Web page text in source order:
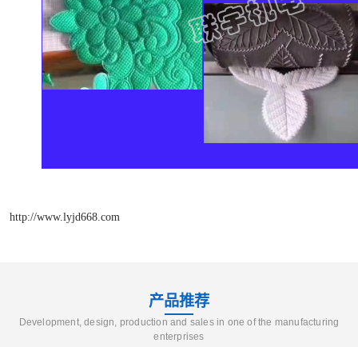
http://www.lyjd668.com
产品推荐
Development, design, production and sales in one of the manufacturing
enterprises